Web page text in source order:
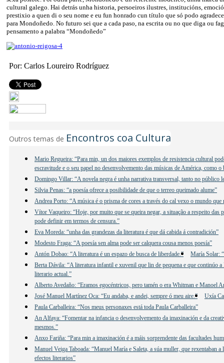
cultural galego. Hai detrás unha historia, persoeiros ilustres, institucións,
prestixio a quen di o seu nome e eu fun honrado cun título que só podo
para Mondoñedo. No futuro sei que a cada paso, na escrita ou no que diga ou
pensamento a palabra “Mondoñedo”
Por: Carlos Loureiro Rodríguez
Outros temas de Encontros coa Cultura
Mario Regueira: “Para min, un dos maiores exemplos de resistencia cultural
escravitude e o seu papel no desenvolvemento das músicas de América, como o
Domingo Villar: “A novela negra é unha narrativa transversal, tanto no público
Silvia Penas: “a poesía ofrece a posibilidade de que o terreo queimado alume”
Andrea Porto: “A música é o prisma de cores a través do cal vexo o mundo que
Vítor Vaqueiro: “Hoje, por muito que se queira negar, a situação a respeito das
pode definir em termos de censura.”
Eva Moreda: “unha das grandezas da literatura é que dá cabida á contradición”
Modesto Fraga: “A poesía sen alma pode ser calquera cousa menos poesía”
Antón Dobao: “A literatura é un espazo de busca de liberdade.”
María Solar:
Berta Dávila: “A literatura infantil e xuvenil que lin de pequena e que continúo
literario actual.”
Alberto Avedaño: “Eramos egocéntricos, pero tamén o era Whitman e Manoel
José Manuel Martínez Oca: “Eu andaba, e andei, sempre ó meu aire.”
Uxía
Paula Carballeira: “Nos meus personaxes está toda Paula Carballeira”
An Alfaya: “Fomentar na infancia o desenvolvemento da imaxinación e da
mesmos.”
Anxo Fariña: “Para min a imaxinación é a máis sorprendente das facultades
Manuel Veiga Taboada: “Manuel María e Saleta, a súa muller, que rexentaban
efectos literarios”